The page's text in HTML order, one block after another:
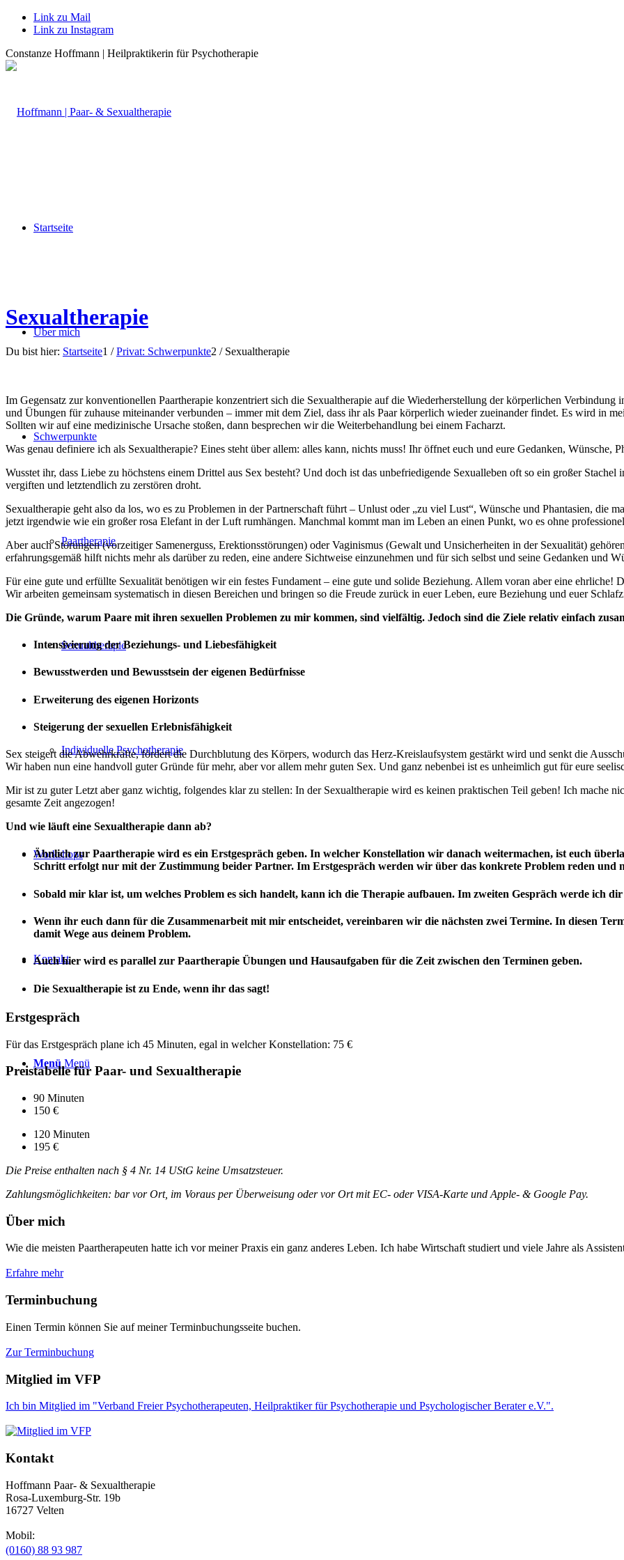
Link zu Mail
Link zu Instagram
Constanze Hoffmann | Heilpraktikerin für Psychotherapie
Startseite
Über mich
Schwerpunkte
Paartherapie
Sexualtherapie
Individuelle Psychotherapie
Workshops
Kontakt
Menü Menü
Sexualtherapie
Du bist hier: Startseite1 / Privat: Schwerpunkte2 / Sexualtherapie
Im Gegensatz zur konventionellen Paartherapie konzentriert sich die Sexualtherapie auf die Wiederherstellung der körperlichen
und Übungen für zuhause miteinander verbunden – immer mit dem Ziel, dass ihr als Paar körperlich wieder zueinander findet. Es wird in
Sollten wir auf eine medizinische Ursache stoßen, dann besprechen wir die Weiterbehandlung bei einem Facharzt.
Was genau definiere ich als Sexualtherapie? Eines steht über allem: alles kann, nichts muss! Ihr öffnet euch und eure Gedanken, Wünsche,
Wusstet ihr, dass Liebe zu höchstens einem Drittel aus Sex besteht? Und doch ist das unbefriedigende Sexualleben oft so ein großer
vergiften und letztendlich zu zerstören droht.
Sexualtherapie geht also da los, wo es zu Problemen in der Partnerschaft führt – Unlust oder „zu viel Lust“, Wünsche und Phantasien, die
jetzt irgendwie wie ein großer rosa Elefant in der Luft rumhängen. Manchmal kommt man im Leben an einen Punkt, wo es ohne
Aber auch Störungen (vorzeitiger Samenerguss, Erektionsstörungen) oder Vaginismus (Gewalt und Unsicherheiten in der Sexualität)
erfahrungsgemäß hilft nichts mehr als darüber zu reden, eine andere Sichtweise einzunehmen und für sich selbst und seine Gedanken und
Für eine gute und erfüllte Sexualität benötigen wir ein festes Fundament – eine gute und solide Beziehung. Allem voran aber eine ehrliche!
Wir arbeiten gemeinsam systematisch in diesen Bereichen und bringen so die Freude zurück in euer Leben, eure Beziehung und euer
Die Gründe, warum Paare mit ihren sexuellen Problemen zu mir kommen, sind vielfältig. Jedoch sind die Ziele relativ einfach
Intensivierung der Beziehungs- und Liebesfähigkeit
Bewusstwerden und Bewusstsein der eigenen Bedürfnisse
Erweiterung des eigenen Horizonts
Steigerung der sexuellen Erlebnisfähigkeit
Sex steigert die Abwehrkräfte, fördert die Durchblutung des Körpers, wodurch das Herz-Kreislaufsystem gestärkt wird und senkt die
Wir haben nun eine handvoll guter Gründe für mehr, aber vor allem mehr guten Sex. Und ganz nebenbei ist es unheimlich gut für eure
Mir ist zu guter Letzt aber ganz wichtig, folgendes klar zu stellen: In der Sexualtherapie wird es keinen praktischen Teil geben! Ich mache
gesamte Zeit angezogen!
Und wie läuft eine Sexualtherapie dann ab?
Ähnlich zur Paartherapie wird es ein Erstgespräch geben. In welcher Konstellation wir danach weitermachen, ist euch
Schritt erfolgt nur mit der Zustimmung beider Partner. Im Erstgespräch werden wir über das konkrete Problem reden und
Sobald mir klar ist, um welches Problem es sich handelt, kann ich die Therapie aufbauen. Im zweiten Gespräch werde ich
Wenn ihr euch dann für die Zusammenarbeit mit mir entscheidet, vereinbaren wir die nächsten zwei Termine. In diesen
damit Wege aus deinem Problem.
Auch hier wird es parallel zur Paartherapie Übungen und Hausaufgaben für die Zeit zwischen den Terminen geben.
Die Sexualtherapie ist zu Ende, wenn ihr das sagt!
Erstgespräch
Für das Erstgespräch plane ich 45 Minuten, egal in welcher Konstellation: 75 €
Preistabelle für Paar- und Sexualtherapie
90 Minuten
150 €
120 Minuten
195 €
Die Preise enthalten nach § 4 Nr. 14 UStG keine Umsatzsteuer.
Zahlungsmöglichkeiten: bar vor Ort, im Voraus per Überweisung oder vor Ort mit EC- oder VISA-Karte und Apple- & Google Pay.
Über mich
Wie die meisten Paartherapeuten hatte ich vor meiner Praxis ein ganz anderes Leben. Ich habe Wirtschaft studiert und viele Jahre als
Erfahre mehr
Terminbuchung
Einen Termin können Sie auf meiner Terminbuchungsseite buchen.
Zur Terminbuchung
Mitglied im VFP
Ich bin Mitglied im "Verband Freier Psychotherapeuten, Heilpraktiker für Psychotherapie und Psychologischer Berater e.V.".
Kontakt
Hoffmann Paar- & Sexualtherapie
Rosa-Luxemburg-Str. 19b
16727 Velten
Mobil:
(0160) 88 93 987